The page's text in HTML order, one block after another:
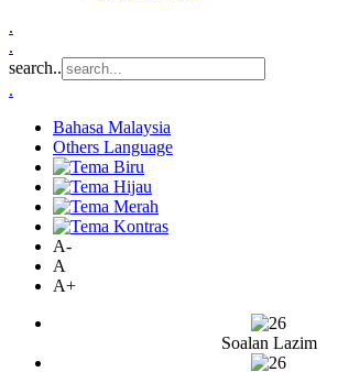
.
.
search..
.
Bahasa Malaysia
Others Language
A-
A
A+
Soalan Lazim